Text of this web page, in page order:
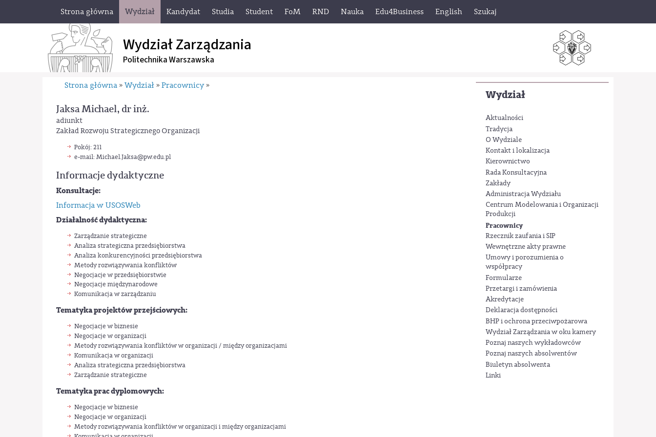
Strona główna Wydział Kandydat Studia Student FoM RND Nauka Edu4Business English Szukaj
Wydział Zarządzania
Politechnika Warszawska
Wydział
Aktualności
Tradycja
O Wydziale
Kontakt i lokalizacja
Kierownictwo
Rada Konsultacyjna
Zakłady
Administracja Wydziału
Centrum Modelowania i Organizacji
Produkcji
Pracownicy
Rzecznik zaufania i SIP
Wewnętrzne akty prawne
Umowy i porozumienia o
współpracy
Formularze
Przetargi i zamówienia
Akredytacje
Deklaracja dostępności
BHP i ochrona przeciwpożarowa
Wydział Zarządzania w oku kamery
Poznaj naszych wykładowców
Poznaj naszych absolwentów
Biuletyn absolwenta
Linki
Strona główna » Wydział » Pracownicy »
Jaksa Michael, dr inż.
adiunkt
Zakład Rozwoju Strategicznego Organizacji
Pokój: 211
e-mail: Michael.Jaksa@pw.edu.pl
Informacje dydaktyczne
Konsultacje:
Informacja w USOSWeb
Działalność dydaktyczna:
Zarządzanie strategiczne
Analiza strategiczna przedsiębiorstwa
Analiza konkurencyjności przedsiębiorstwa
Metody rozwiązywania konfliktów
Negocjacje w przedsiębiorstwie
Negocjacje międzynarodowe
Komunikacja w zarządzaniu
Tematyka projektów przejściowych:
Negocjacje w biznesie
Negocjacje w organizacji
Metody rozwiązywania konfliktów w organizacji / między organizacjami
Komunikacja w organizacji
Analiza strategiczna przedsiębiorstwa
Zarządzanie strategiczne
Tematyka prac dyplomowych:
Negocjacje w biznesie
Negocjacje w organizacji
Metody rozwiązywania konfliktów w organizacji i między organizacjami